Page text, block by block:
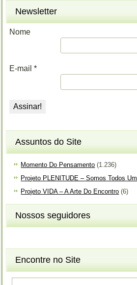
Newsletter
Nome
E-mail*
Assuntos do Site
Momento Do Pensamento (1.236)
Projeto PLENITUDE – Somos Todos Um
Projeto VIDA – A Arte Do Encontro (6)
Nossos seguidores
Encontre no Site